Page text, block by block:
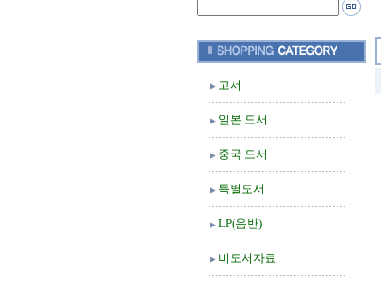
고서
일본 도서
중국 도서
특별도서
LP(음반)
비도서자료